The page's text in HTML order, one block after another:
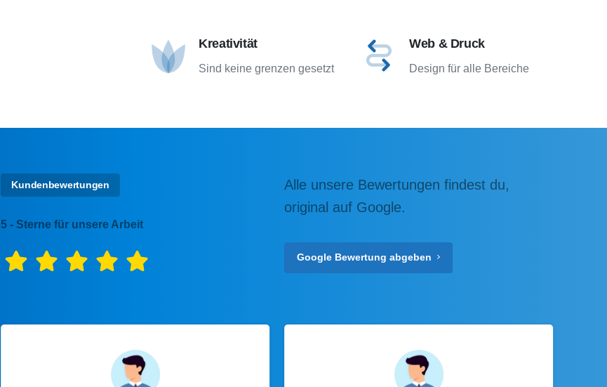
Kreativität
Sind keine grenzen gesetzt
Web & Druck
Design für alle Bereiche
Kundenbewertungen
5 - Sterne für unsere Arbeit
Alle unsere Bewertungen findest du,
original auf Google.
Google Bewertung abgeben